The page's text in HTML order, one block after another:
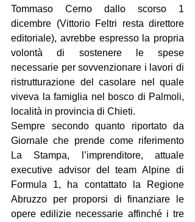
Tommaso Cerno dallo scorso 1
dicembre (Vittorio Feltri resta direttore
editoriale), avrebbe espresso la propria
volontà di sostenere le spese
necessarie per sovvenzionare i lavori di
ristrutturazione del casolare nel quale
viveva la famiglia nel bosco di Palmoli,
località in provincia di Chieti.
Sempre secondo quanto riportato da
Giornale che prende come riferimento
La Stampa, l’imprenditore, attuale
executive advisor del team Alpine di
Formula 1, ha contattato la Regione
Abruzzo per proporsi di finanziare le
opere edilizie necessarie affinché i tre